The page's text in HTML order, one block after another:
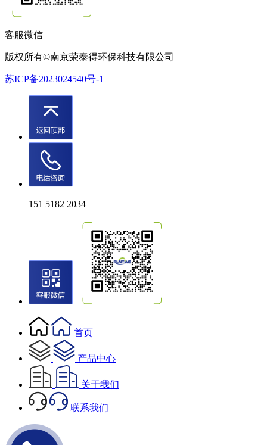
客服微信
版权所有©南京荣泰得环保科技有限公司
苏ICP备2023024540号-1
151 5182 2034
首页
产品中心
关于我们
联系我们